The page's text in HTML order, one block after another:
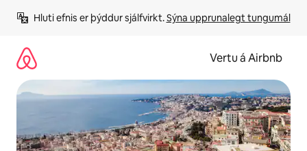
beint
Hluti efnis er þýddur sjálfvirkt. Sýna upprunalegt tungumál
Vertu á Airbnb